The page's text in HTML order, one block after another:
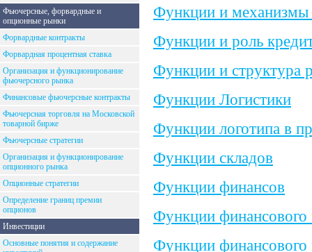
Фьючерсные, форвардные и
опционные рынки
Форвардные контракты
Форвардная процентная ставка
Организация и функционирование
фьючерсного рынка
Финансовые фьючерсные контракты
Фьючерсная торговля на Московской
товарной бирже
Фьючерсные стратегии
Организация и функционирование
опционного рынка
Опционные стратегии
Определение границ премии
опционов
Инвестиции
Основные понятия и содержание
Функции и механизмы
Функции и роль
Функции и структура
Функции Логистики
Функции логотипа в
Функции складов
Функции финансов
Функции
Функции